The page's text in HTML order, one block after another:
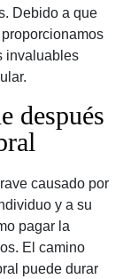
Debido a que
invaluables
después
causado por
y a su
pagar la
El camino
puede durar